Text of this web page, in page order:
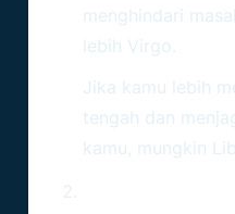
menghindari
lebih Virgo.
Jika kamu lebih
tengah dan
kamu, mungkin